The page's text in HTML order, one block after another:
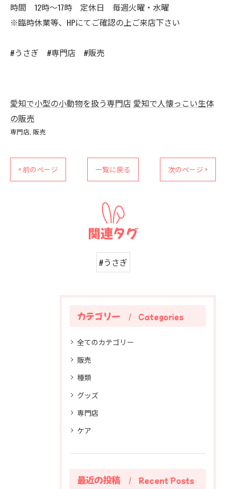
時間 12時〜17時 定休日 毎週火曜・水曜
※臨時休業等、HPにてご確認の上ご来店下さい
#うさぎ #専門店 #販売
愛知で小型の小動物を扱う専門店 愛知で人懐っこい生体
の販売
専門店 販売
< 前のページ 一覧に戻る 次のページ >
関連タグ
#うさぎ
カテゴリー Categories
全てのカテゴリー
販売
種類
グッズ
専門店
ケア
最近の投稿 Recent Posts